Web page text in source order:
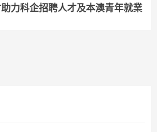
力科企招聘人才及本澳青年就業